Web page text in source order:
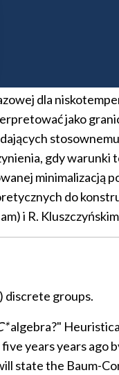
dla
jako
gdy warunki
minimalizacją
do
i R.
discrete groups.
algebra?"
years years ago
state the Baum-